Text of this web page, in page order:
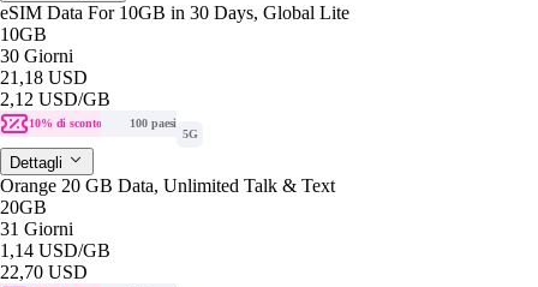
eSIM Data For 10GB in 30 Days, Global Lite
10GB
30 Giorni
21,18 USD
2,12 USD/GB
10% di sconto
100 paesi
5G
Dettagli
Orange 20 GB Data, Unlimited Talk & Text
20GB
31 Giorni
1,14 USD/GB
22,70 USD